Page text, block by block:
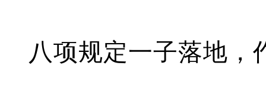
八项规定一子落地，